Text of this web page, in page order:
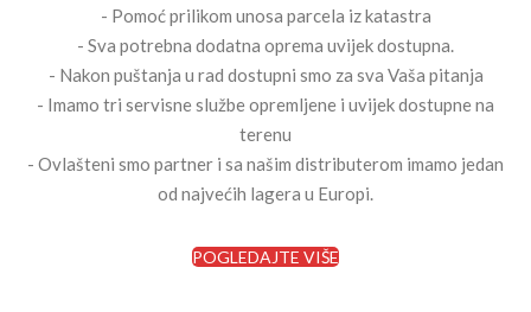
- Pomoć prilikom unosa parcela iz katastra
- Sva potrebna dodatna oprema uvijek dostupna.
- Nakon puštanja u rad dostupni smo za sva Vaša pitanja
- Imamo tri servisne službe opremljene i uvijek dostupne na
terenu
- Ovlašteni smo partner i sa našim distributerom imamo jedan
od najvećih lagera u Europi.
POGLEDAJTE VIŠE